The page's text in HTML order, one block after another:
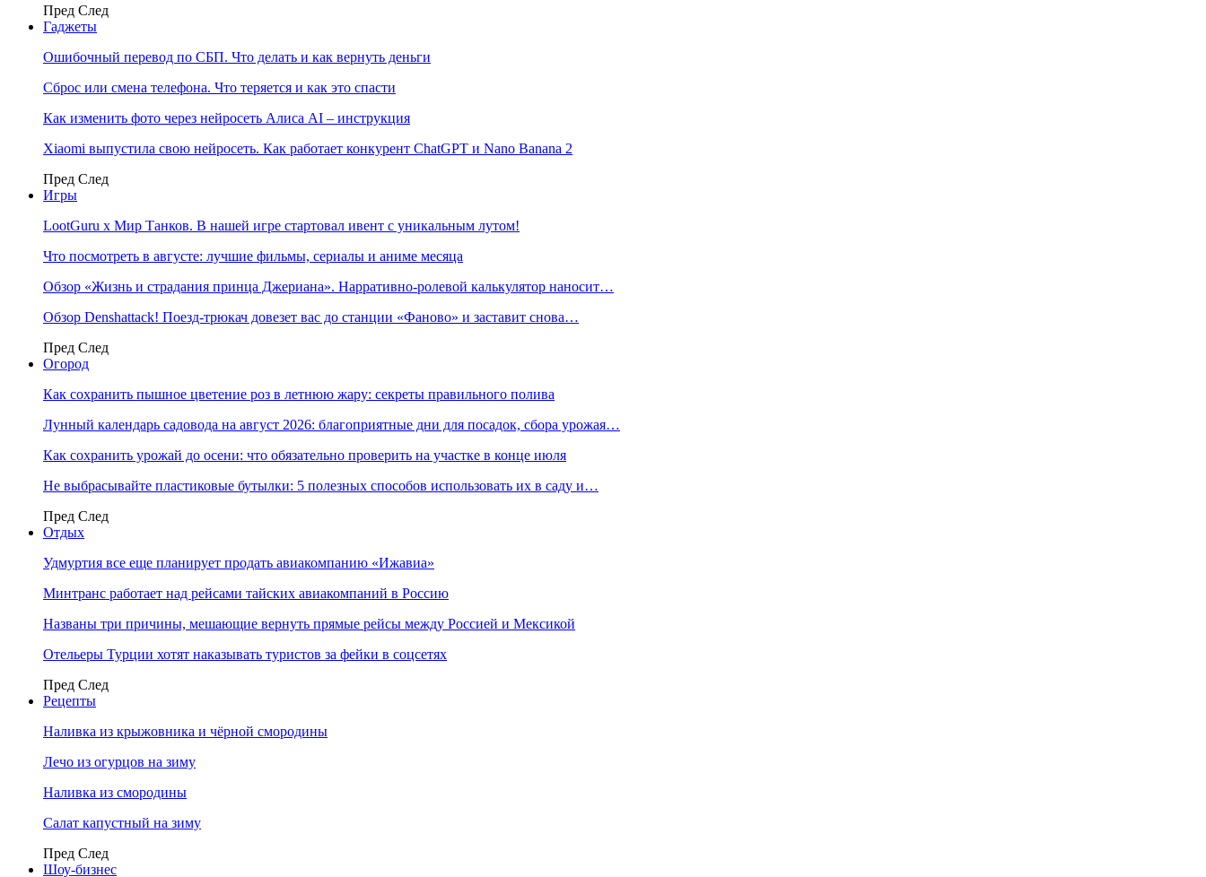
Пред След
Гаджеты
Ошибочный перевод по СБП. Что делать и как вернуть деньги
Сброс или смена телефона. Что теряется и как это спасти
Как изменить фото через нейросеть Алиса AI – инструкция
Xiaomi выпустила свою нейросеть. Как работает конкурент ChatGPT и Nano Banana 2
Пред След
Игры
LootGuru x Мир Танков. В нашей игре стартовал ивент с уникальным лутом!
Что посмотреть в августе: лучшие фильмы, сериалы и аниме месяца
Обзор «Жизнь и страдания принца Джериана». Нарративно-ролевой калькулятор наносит…
Обзор Denshattack! Поезд-трюкач довезет вас до станции «Фаново» и заставит снова…
Пред След
Огород
Как сохранить пышное цветение роз в летнюю жару: секреты правильного полива
Лунный календарь садовода на август 2026: благоприятные дни для посадок, сбора урожая…
Как сохранить урожай до осени: что обязательно проверить на участке в конце июля
Не выбрасывайте пластиковые бутылки: 5 полезных способов использовать их в саду и…
Пред След
Отдых
Удмуртия все еще планирует продать авиакомпанию «Ижавиа»
Минтранс работает над рейсами тайских авиакомпаний в Россию
Названы три причины, мешающие вернуть прямые рейсы между Россией и Мексикой
Отельеры Турции хотят наказывать туристов за фейки в соцсетях
Пред След
Рецепты
Наливка из крыжовника и чёрной смородины
Лечо из огурцов на зиму
Наливка из смородины
Салат капустный на зиму
Пред След
Шоу-бизнес